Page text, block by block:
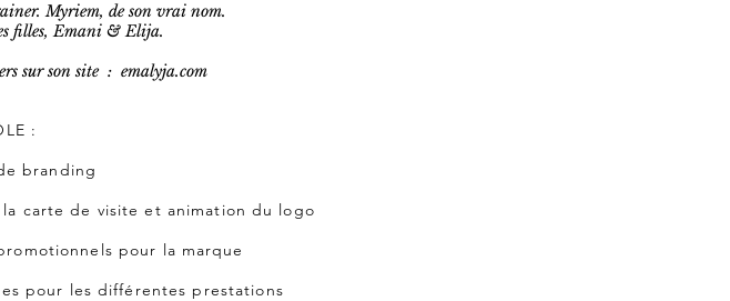
Myriem, de son vrai nom.
filles, Emani & Elija.
sur son site : emalyja.com
:
branding
carte de visite et animation du logo
pour la marque
pour les différentes prestations